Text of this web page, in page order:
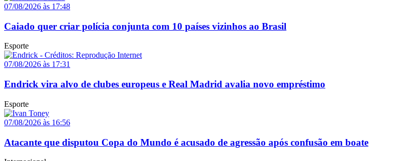
07/08/2026 às 17:48
Caiado quer criar polícia conjunta com 10 países vizinhos ao Brasil
Esporte
07/08/2026 às 17:31
Endrick vira alvo de clubes europeus e Real Madrid avalia novo empréstimo
Esporte
07/08/2026 às 16:56
Atacante que disputou Copa do Mundo é acusado de agressão após confusão em boate